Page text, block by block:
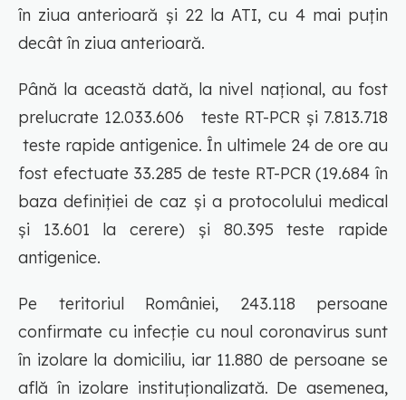
în ziua anterioară și 22 la ATI, cu 4 mai puțin
decât în ziua anterioară.
Până la această dată, la nivel național, au fost
prelucrate 12.033.606 teste RT-PCR și 7.813.718
teste rapide antigenice. În ultimele 24 de ore au
fost efectuate 33.285 de teste RT-PCR (19.684 în
baza definiției de caz și a protocolului medical
și 13.601 la cerere) și 80.395 teste rapide
antigenice.
Pe teritoriul României, 243.118 persoane
confirmate cu infecție cu noul coronavirus sunt
în izolare la domiciliu, iar 11.880 de persoane se
află în izolare instituționalizată. De asemenea,